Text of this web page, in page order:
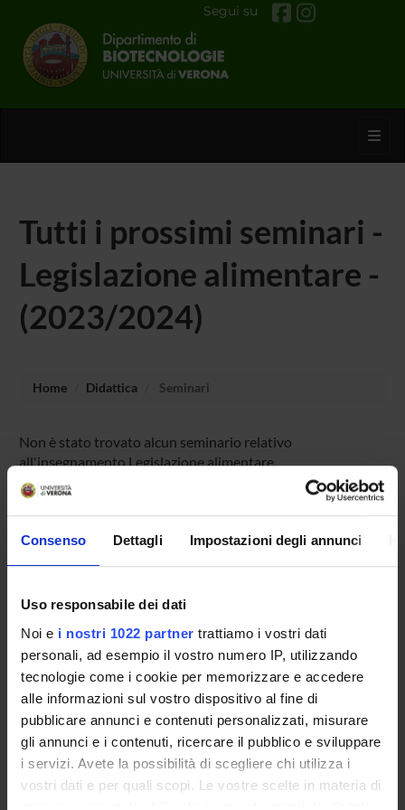
Consenso Dettagli Impostazioni degli annunci
Uso responsabile dei dati
Noi e i nostri 1022 partner trattiamo i vostri dati
personali, ad esempio il vostro numero IP, utilizzando
tecnologie come i cookie per memorizzare e accedere
alle informazioni sul vostro dispositivo al fine di
pubblicare annunci e contenuti personalizzati, misurare
gli annunci e i contenuti, ricercare il pubblico e sviluppare
i servizi. Avete la possibilità di scegliere chi utilizza i
vostri dati e per quali scopi. Le vostre scelte in materia di
privacy sono applicabili solo su questa proprietà digitale
Segui su
Tutti i prossimi seminari -
Legislazione alimentare -
(2023/2024)
Home Didattica Seminari
Non è stato trovato alcun seminario relativo
all'insegnamento Legislazione alimentare.
OFFERTA FORMATIVA
SUPERIORE
Contatti
Persone
Luoghi
Calendario